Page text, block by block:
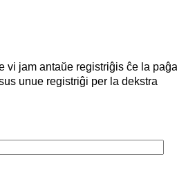
vi jam antaŭe registriĝis ĉe la
unue registriĝi per la dekstra